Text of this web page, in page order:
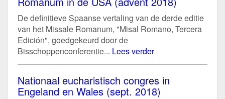
De definitieve Spaanse vertaling van de derde editie
van het Missale Romanum, "Misal Romano, Tercera
Edición", goedgekeurd door de
Bisschoppenconferentie... Lees verder
Nationaal eucharistisch congres in
Engeland en Wales (sept. 2018)